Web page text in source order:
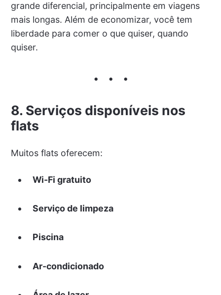
grande diferencial, principalmente em viagens
mais longas. Além de economizar, você tem
liberdade para comer o que quiser, quando
quiser.
8. Serviços disponíveis nos
flats
Muitos flats oferecem:
Wi-Fi gratuito
Serviço de limpeza
Piscina
Ar-condicionado